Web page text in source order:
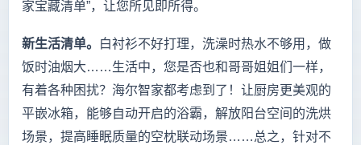
家宝藏清单”，让您所见即所得。
新生活清单。
白衬衫不好打理，洗澡时热水不够用，做
饭时油烟大……生活中，您是否也和哥哥姐姐们一样，
有着各种困扰？海尔智家都考虑到了！让厨房更美观的
平嵌冰箱，能够自动开启的浴霸，解放阳台空间的洗烘
场景，提高睡眠质量的空枕联动场景……总之，针对不